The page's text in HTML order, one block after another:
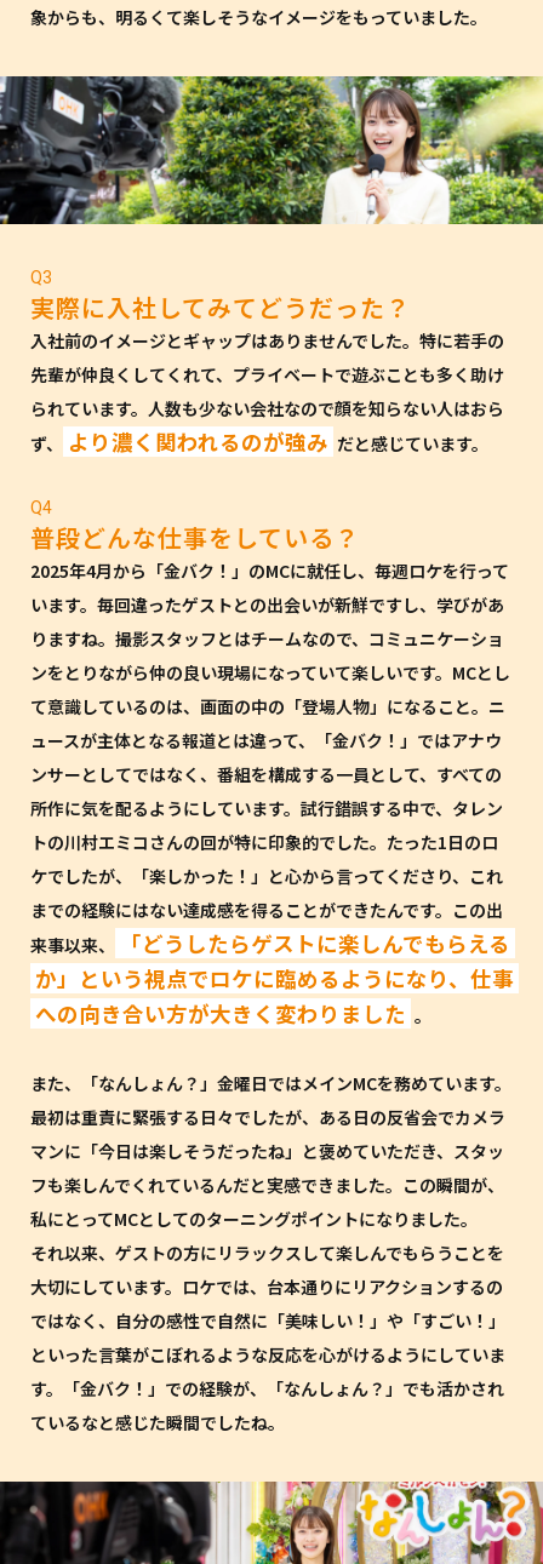
象からも、明るくて楽しそうなイメージをもっていました。
Q3
実際に入社してみてどうだった？
入社前のイメージとギャップはありませんでした。特に若手の
先輩が仲良くしてくれて、プライベートで遊ぶことも多く助け
られています。人数も少ない会社なので顔を知らない人はおら
ず、
より濃く関われるのが強み だと感じています。
Q4
普段どんな仕事をしている？
2025年4月から「金バク！」のMCに就任し、毎週ロケを行って
います。毎回違ったゲストとの出会いが新鮮ですし、学びがあ
りますね。撮影スタッフとはチームなので、コミュニケーショ
ンをとりながら仲の良い現場になっていて楽しいです。MCとし
て意識しているのは、画面の中の「登場人物」になること。ニ
ュースが主体となる報道とは違って、「金バク！」ではアナウ
ンサーとしてではなく、番組を構成する一員として、すべての
所作に気を配るようにしています。試行錯誤する中で、タレン
トの川村エミコさんの回が特に印象的でした。たった1日のロ
ケでしたが、「楽しかった！」と心から言ってくださり、これ
までの経験にはない達成感を得ることができたんです。この出
来事以来、
「どうしたらゲストに楽しんでもらえる
か」という視点でロケに臨めるようになり、仕事
への向き合い方が大きく変わりました 。
また、「なんしょん？」金曜日ではメインMCを務めています。
最初は重責に緊張する日々でしたが、ある日の反省会でカメラ
マンに「今日は楽しそうだったね」と褒めていただき、スタッ
フも楽しんでくれているんだと実感できました。この瞬間が、
私にとってMCとしてのターニングポイントになりました。
それ以来、ゲストの方にリラックスして楽しんでもらうことを
大切にしています。ロケでは、台本通りにリアクションするの
ではなく、自分の感性で自然に「美味しい！」や「すごい！」
といった言葉がこぼれるような反応を心がけるようにしていま
す。「金バク！」での経験が、「なんしょん？」でも活かされ
ているなと感じた瞬間でしたね。